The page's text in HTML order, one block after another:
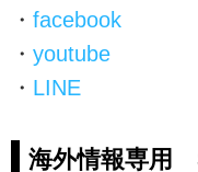
・ facebook
・ youtube
・ LINE
海外情報専用